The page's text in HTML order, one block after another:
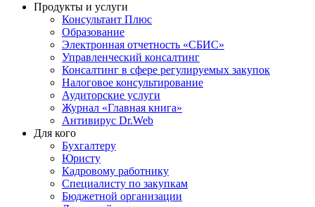
Продукты и услуги
Консультант Плюс
Образование
Электронная отчетность «СБИС»
Управленческий консалтинг
Консалтинг в сфере регулируемых закупок
Налоговое консультирование
Аудиторские услуги
Журнал «Главная книга»
Антивирус Dr.Web
Для кого
Бухгалтеру
Юристу
Кадровому работнику
Специалисту по закупкам
Бюджетной организации